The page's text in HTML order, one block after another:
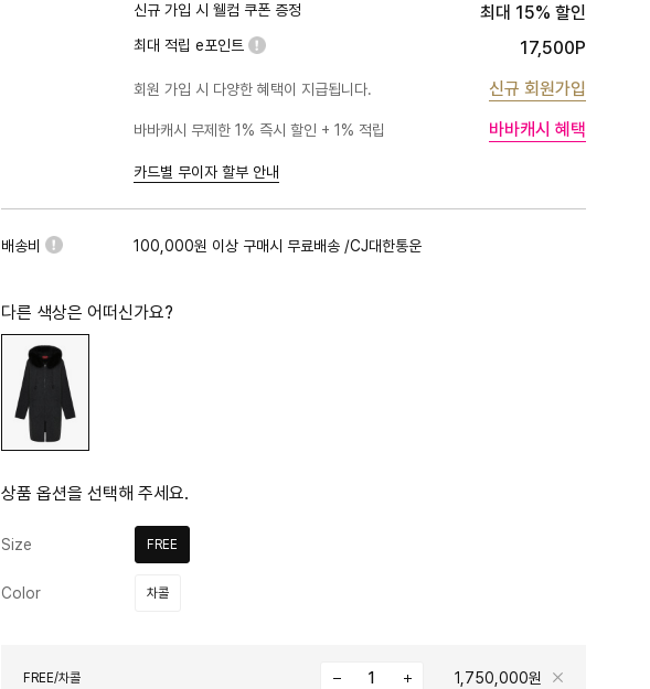
신규 가입 시 웰컴 쿠폰 증정 최대 15% 할인
최대 적립 e포인트
PLATINUM
1%
BLACK
17,500P
회원 가입 시 다양한 혜택이 지급됩니다. 신규 회원가입
바바캐시 무제한 1% 즉시 할인 + 1% 적립 바바캐시 혜택
카드별 무이자 할부 안내
배송비 100,000원 이상 구매시 무료배송 /CJ대한통운
다른 색상은 어떠신가요?
상품 옵션을 선택해 주세요.
Size FREE
Color 차콜
FREE/차콜 1,750,000원